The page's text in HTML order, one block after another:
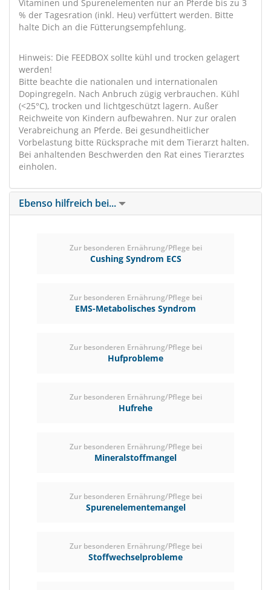
Vitaminen und Spurenelementen nur an Pferde bis zu 3
% der Tagesration (inkl. Heu) verfüttert werden. Bitte
halte Dich an die Fütterungsempfehlung.
Hinweis: Die FEEDBOX sollte kühl und trocken gelagert
werden!
Bitte beachte die nationalen und internationalen
Dopingregeln. Nach Anbruch zügig verbrauchen. Kühl
(<25°C), trocken und lichtgeschützt lagern. Außer
Reichweite von Kindern aufbewahren. Nur zur oralen
Verabreichung an Pferde. Bei gesundheitlicher
Vorbelastung bitte Rücksprache mit dem Tierarzt halten.
Bei anhaltenden Beschwerden den Rat eines Tierarztes
einholen.
Ebenso hilfreich bei...
Zur besonderen Ernährung/Pflege bei
Cushing Syndrom ECS
Zur besonderen Ernährung/Pflege bei
EMS-Metabolisches Syndrom
Zur besonderen Ernährung/Pflege bei
Hufprobleme
Zur besonderen Ernährung/Pflege bei
Hufrehe
Zur besonderen Ernährung/Pflege bei
Mineralstoffmangel
Zur besonderen Ernährung/Pflege bei
Spurenelementemangel
Zur besonderen Ernährung/Pflege bei
Stoffwechselprobleme